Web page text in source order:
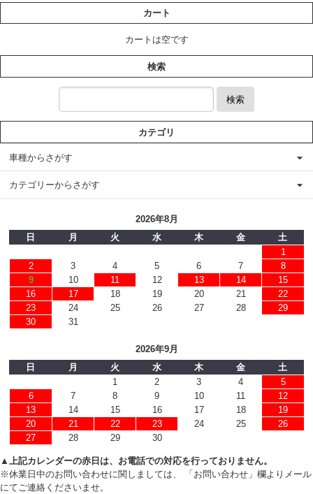
カート
カートは空です
検索
検索
カテゴリ
車種からさがす
カテゴリーからさがす
2026年8月
日
月 火 水 木 金
土
1
2
3 4 5 6 7
8
9
10 11 12 13 14
15
16
17 18 19 20 21
22
23
24 25 26 27 28
29
30
31
2026年9月
日
月 火 水 木 金
土
1
2 3 4
5
6
7 8 9 10 11
12
13
14 15 16 17 18
19
20
21 22 23 24 25
26
27
28 29 30
▲上記カレンダーの赤日は、お電話での対応を行っておりません。
※休業日中のお問い合わせに関しましては、 「お問い合わせ」欄よりメール
にてご連絡くださいませ。